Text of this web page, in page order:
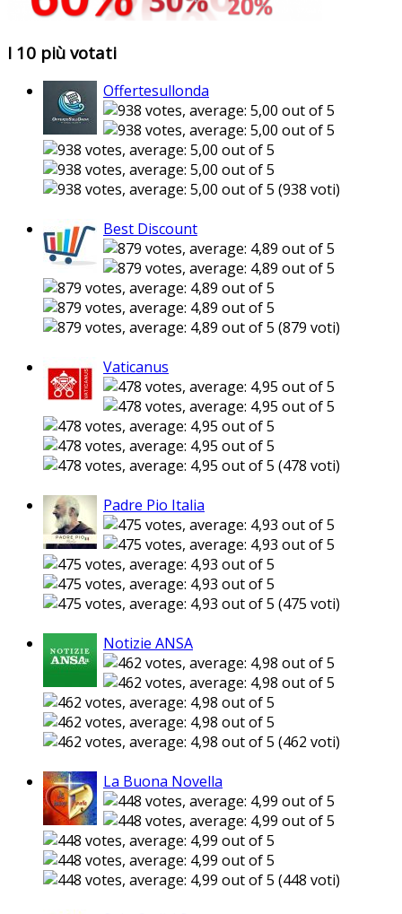
I 10 più votati
Offertesullonda
(938 voti)
Best Discount
(879 voti)
Vaticanus
(478 voti)
Padre Pio Italia
(475 voti)
Notizie ANSA
(462 voti)
La Buona Novella
(448 voti)